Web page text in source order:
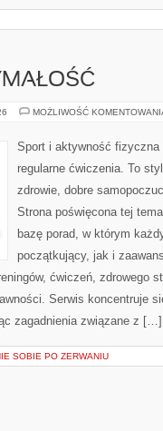
MOŻLIWOŚĆ
Sport i aktywność
regularne ćwiczenia. To
zdrowie, dobre
Strona poświęcona tej
bazę porad, w którym
początkujący, jak i
ćwiczeń, zdrowego
Serwis koncentruje
zagadnienia związane z […]
SOBIE PO ZERWANIU